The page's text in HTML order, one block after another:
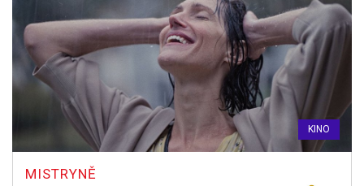
KINO
MISTRYNĚ